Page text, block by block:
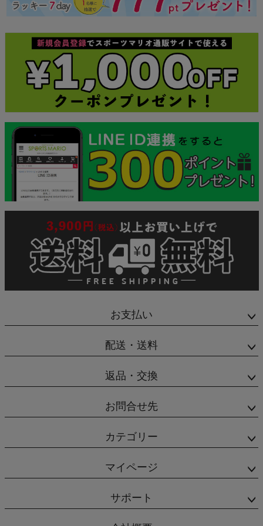
ップ
お支払い
配送・送料
返品・交換
お問合せ先
カテゴリー
マイページ
サポート